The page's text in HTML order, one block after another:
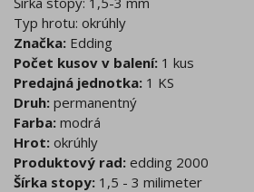
Typ hrotu: okrúhly
Značka: Edding
Počet kusov v balení: 1 kus
Predajná jednotka: 1 KS
Druh: permanentný
Farba: modrá
Hrot: okrúhly
Produktový rad: edding 2000
Šírka stopy: 1,5 - 3 milimeter